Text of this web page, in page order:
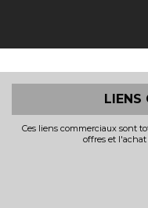
LIENS
Ces liens commerciaux sont
offres et